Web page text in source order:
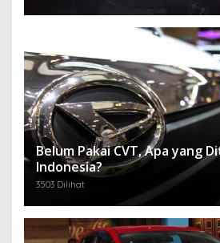
Belum Pakai CVT, Apa yang
Indonesia?
3503 Dilihat